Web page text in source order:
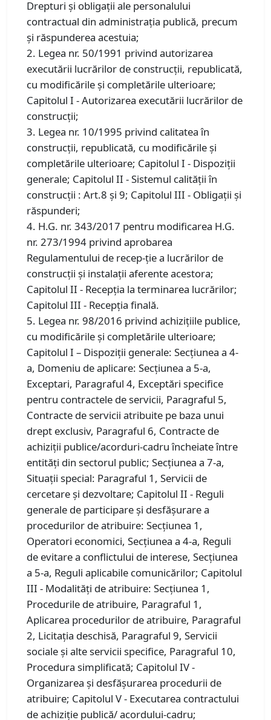
Drepturi şi obligaţii ale personalului
contractual din administraţia publică, precum
şi răspunderea acestuia;
2. Legea nr. 50/1991 privind autorizarea
executării lucrărilor de construcţii, republicată,
cu modificările şi completările ulterioare;
Capitolul I - Autorizarea executării lucrărilor de
construcţii;
3. Legea nr. 10/1995 privind calitatea în
construcții, republicată, cu modificările și
completările ulterioare; Capitolul I - Dispoziţii
generale; Capitolul II - Sistemul calităţii în
construcţii : Art.8 și 9; Capitolul III - Obligaţii şi
răspunderi;
4. H.G. nr. 343/2017 pentru modificarea H.G.
nr. 273/1994 privind aprobarea
Regulamentului de recep-ție a lucrărilor de
construcții și instalații aferente acestora;
Capitolul II - Recepţia la terminarea lucrărilor;
Capitolul III - Recepţia finală.
5. Legea nr. 98/2016 privind achiziţiile publice,
cu modificările și completările ulterioare;
Capitolul I – Dispoziții generale: Secțiunea a 4-
a, Domeniu de aplicare: Secțiunea a 5-a,
Exceptari, Paragraful 4, Exceptări specifice
pentru contractele de servicii, Paragraful 5,
Contracte de servicii atribuite pe baza unui
drept exclusiv, Paragraful 6, Contracte de
achiziţii publice/acorduri-cadru încheiate între
entităţi din sectorul public; Secțiunea a 7-a,
Situaţii special: Paragraful 1, Servicii de
cercetare şi dezvoltare; Capitolul II - Reguli
generale de participare şi desfăşurare a
procedurilor de atribuire: Secțiunea 1,
Operatori economici, Secțiunea a 4-a, Reguli
de evitare a conflictului de interese, Secțiunea
a 5-a, Reguli aplicabile comunicărilor; Capitolul
III - Modalităţi de atribuire: Secțiunea 1,
Procedurile de atribuire, Paragraful 1,
Aplicarea procedurilor de atribuire, Paragraful
2, Licitația deschisă, Paragraful 9, Servicii
sociale şi alte servicii specifice, Paragraful 10,
Procedura simplificată; Capitolul IV -
Organizarea şi desfăşurarea procedurii de
atribuire; Capitolul V - Executarea contractului
de achiziţie publică/ acordului-cadru;